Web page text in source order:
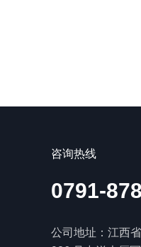
咨询热线
0791-
公司地址：江西